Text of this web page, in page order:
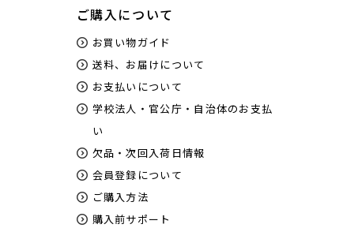
ご購入について
お買い物ガイド
送料、お届けについて
お支払いについて
学校法人・官公庁・自治体のお支払
い
欠品・次回入荷日情報
会員登録について
ご購入方法
購入前サポート